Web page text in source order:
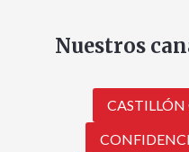
Nuestros